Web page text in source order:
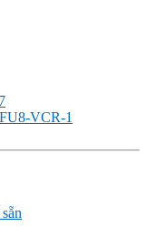
VCR-1